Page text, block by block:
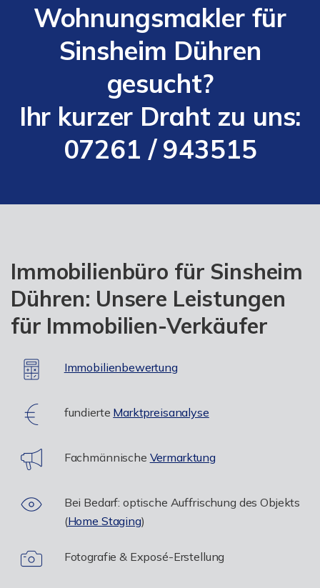
Wohnungsmakler für
Sinsheim Dühren
gesucht?
Ihr kurzer Draht zu uns:
07261 / 943515
Immobilienbüro für Sinsheim
Dühren: Unsere Leistungen
für Immobilien-Verkäufer
Immobilienbewertung
fundierte Marktpreisanalyse
Fachmännische Vermarktung
Bei Bedarf: optische Auffrischung des Objekts
(Home Staging)
Fotografie & Exposé-Erstellung